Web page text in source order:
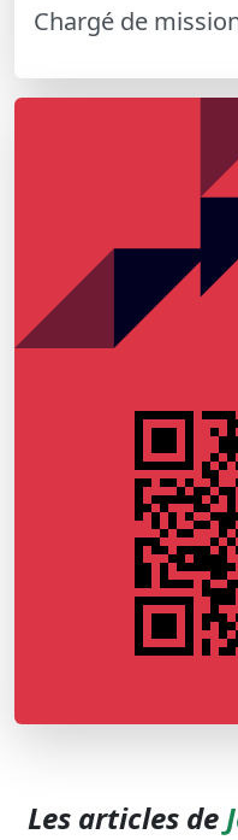
Chargé de
Les articles de